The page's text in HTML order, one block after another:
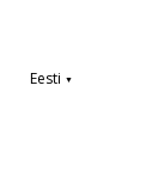
Eesti ▼